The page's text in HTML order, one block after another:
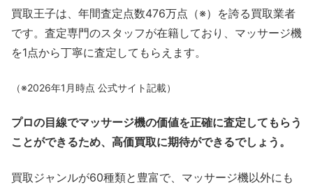
買取王子は、年間査定点数476万点（※）を誇る買取業者
です。査定専門のスタッフが在籍しており、マッサージ機
を1点から丁寧に査定してもらえます。
（※2026年1月時点 公式サイト記載）
プロの目線でマッサージ機の価値を正確に査定してもらう
ことができるため、高価買取に期待ができるでしょう。
買取ジャンルが60種類と豊富で、マッサージ機以外にも